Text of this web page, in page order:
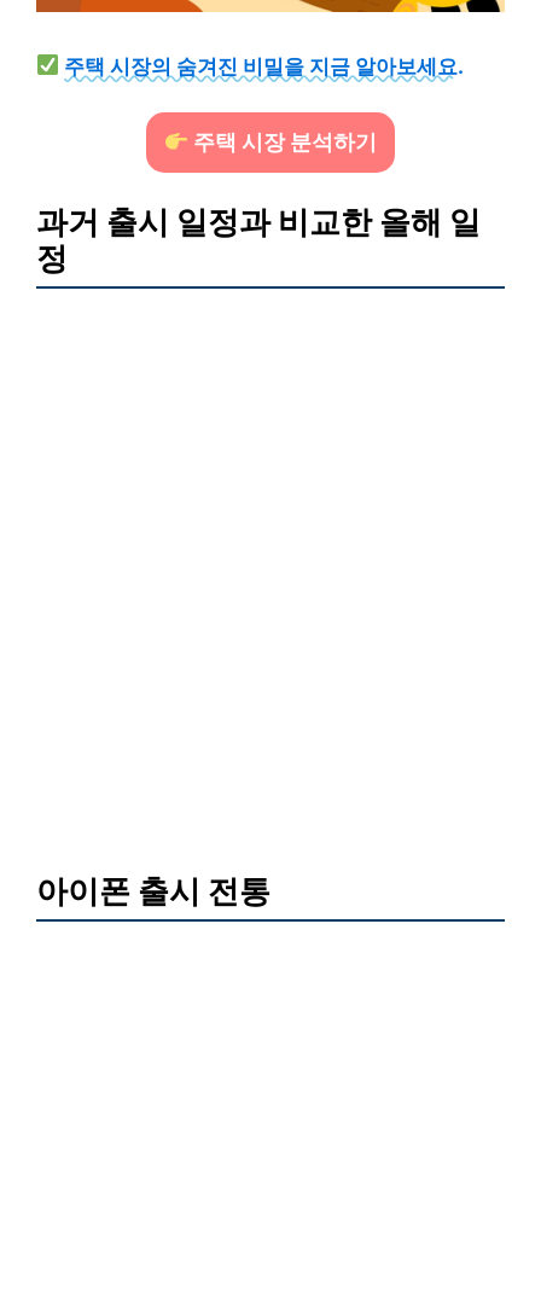
주택 시장의 숨겨진 비밀을 지금 알아보세요.
주택 시장 분석하기
과거 출시 일정과 비교한 올해 일
정
아이폰 출시 전통